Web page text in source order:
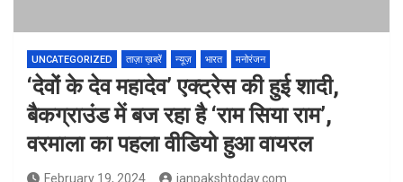
UNCATEGORIZED ताज़ा ख़बरें न्यूज़ भारत मनोरंजन
‘देवों के देव महादेव’ एक्ट्रेस की हुई शादी,
बैकग्राउंड में बज रहा है ‘राम सिया राम’,
वरमाला का पहला वीडियो हुआ वायरल
February 19, 2024 janpakshtoday.com